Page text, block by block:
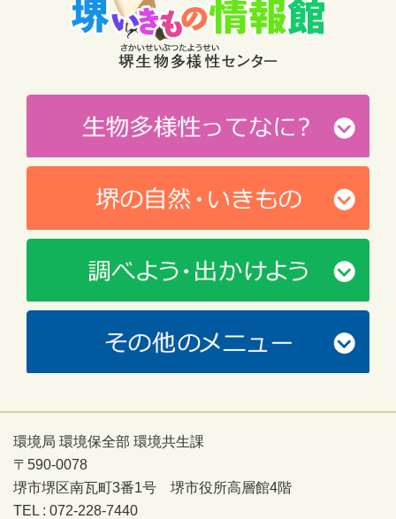
環境局 環境保全部 環境共生課
〒590-0078
堺市堺区南瓦町3番1号 堺市役所高層館4階
TEL : 072-228-7440